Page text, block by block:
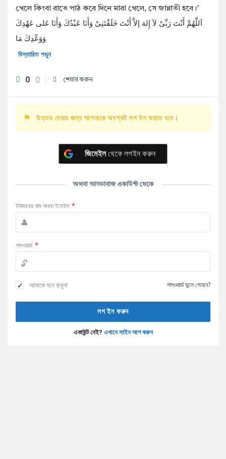
গেলে কিংবা রাতে পাঠ করে দিনে মারা গেলে, সে জান্নাতী হবে।’
اَللَّهُمَّ أَنْتَ رَبِّىْ لآ إِلهَ إلاَّ أَنْتَ خَلَقْتَنِىْ وَأَنَا عَبْدُكَ وَأَنَا عَلى عَهْدِكَ
وَوَعْدِكَ مَا
বিস্তারিত পড়ুন
0 শেয়ার করুন
উত্তর দেয়ার জন্য আপনাকে অবশ্যই লগ ইন করতে হবে।
জিমেইলথেকে লগইন করুন
অথবা আড্ডাবাজ একাউন্ট থেকে
ইউজারের নাম অথবা ইমেইল *
পাসওয়ার্ড *
আমাকে মনে রাখুন! পাসওয়ার্ড ভুলে গেছেন?
একাউন্ট নেই? এখানে সাইন আপ করুন